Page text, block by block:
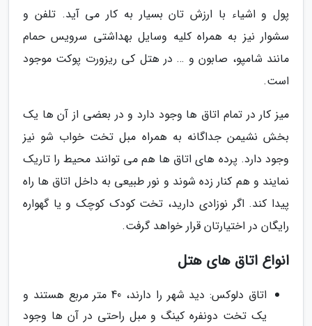
پول و اشیاء با ارزش تان بسیار به کار می آید. تلفن و
سشوار نیز به همراه کلیه وسایل بهداشتی سرویس حمام
مانند شامپو، صابون و … در هتل کی ریزورت پوکت موجود
است.
میز کار در تمام اتاق ها وجود دارد و در بعضی از آن ها یک
بخش نشیمن جداگانه به همراه مبل تخت خواب شو نیز
وجود دارد. پرده های اتاق ها هم می توانند محیط را تاریک
نمایند و هم کنار زده شوند و نور طبیعی به داخل اتاق ها راه
پیدا کند. اگر نوزادی دارید، تخت کودک کوچک و یا گهواره
رایگان در اختیارتان قرار خواهد گرفت.
انواع اتاق های هتل
اتاق دلوکس: دید شهر را دارند، 40 متر مربع هستند و
یک تخت دونفره کینگ و مبل راحتی در آن ها وجود